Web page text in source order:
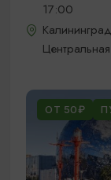
17:00
Центральная
ОТ 50₽